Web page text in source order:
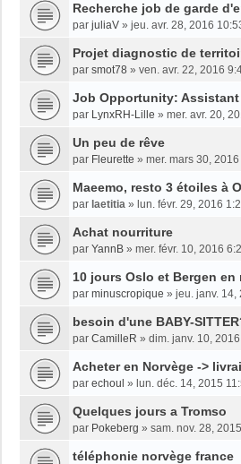
Recherche job de garde
par juliaV » jeu. avr. 28, 2016
Projet diagnostic de
par smot78 » ven. avr. 22, 2016
Job Opportunity:
par LynxRH-Lille » mer. avr. 20,
Un peu de rêve
par Fleurette » mer. mars 30,
Maeemo, resto 3 étoiles à
par laetitia » lun. févr. 29, 2016
Achat nourriture
par YannB » mer. févr. 10, 2016
10 jours Oslo et Bergen en
par minuscropique » jeu. janv. 14,
besoin d'une BABY-
par CamilleR » dim. janv. 10,
Acheter en Norvège ->
par echoul » lun. déc. 14, 2015
Quelques jours a Tromso
par Pokeberg » sam. nov. 28,
téléphonie norvège france